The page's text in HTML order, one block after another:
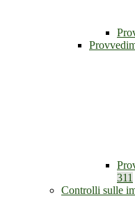
311
Controlli sulle